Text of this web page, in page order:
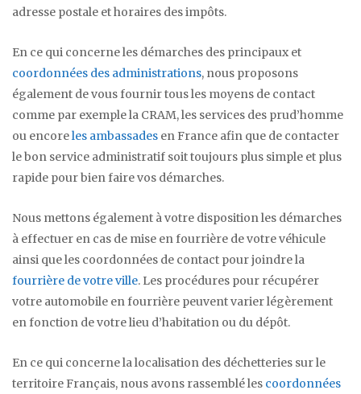
adresse postale et horaires des impôts.
En ce qui concerne les démarches des principaux et
coordonnées des administrations, nous proposons
également de vous fournir tous les moyens de contact
comme par exemple la CRAM, les services des prud’homme
ou encoreles ambassades en France afin que de contacter
le bon service administratif soit toujours plus simple et plus
rapide pour bien faire vos démarches.
Nous mettons également à votre disposition les démarches
à effectuer en cas de mise en fourrière de votre véhicule
ainsi que les coordonnées de contact pour joindre la
fourrière de votre ville. Les procédures pour récupérer
votre automobile en fourrière peuvent varier légèrement
en fonction de votre lieu d’habitation ou du dépôt.
En ce qui concerne la localisation des déchetteries sur le
territoire Français, nous avons rassemblé les coordonnées